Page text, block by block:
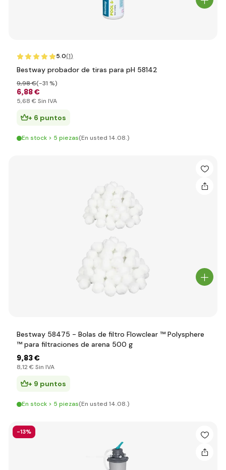
5.0(1)
Bestway probador de tiras para pH 58142
6,88 €
9,98 €(-31 %)
5,68 € Sin IVA
+ 6 puntos
En stock > 5 piezas(En usted 14.08.)
Bestway 58475 - Bolas de filtro Flowclear ™ Polysphere
™ para filtraciones de arena 500 g
9,83 €
8,12 € Sin IVA
+ 9 puntos
En stock > 5 piezas(En usted 14.08.)
-13%